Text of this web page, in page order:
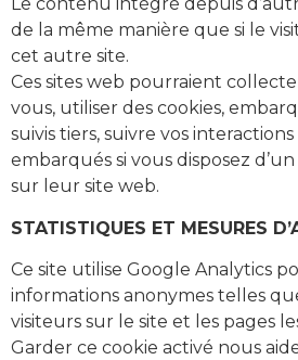
de la même manière que si le
cet autre site.
Ces sites web pourraient
vous, utiliser des cookies,
suivis tiers, suivre vos
embarqués si vous disposez
sur leur site web.
STATISTIQUES ET MESURES
Ce site utilise Google Analytics
informations anonymes telles
visiteurs sur le site et les pages
Garder ce cookie activé nous